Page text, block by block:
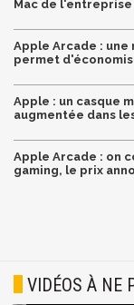
Mac de l'entreprise
Apple Arcade :
permet
Apple : un casque
augmentée dans
Apple Arcade : on
gaming, le prix
VIDÉOS À NE